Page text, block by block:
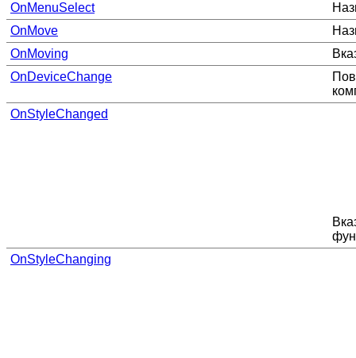
OnMenuSelect
OnMove
OnMoving
OnDeviceChange
OnStyleChanged
OnStyleChanging